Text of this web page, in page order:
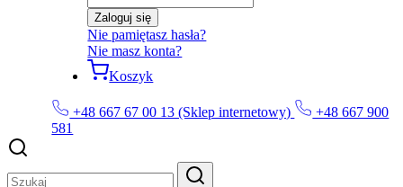
Zaloguj się
Nie pamiętasz hasła?
Nie masz konta?
Koszyk
+48 667 67 00 13 (Sklep internetowy)
+48 667 900
581